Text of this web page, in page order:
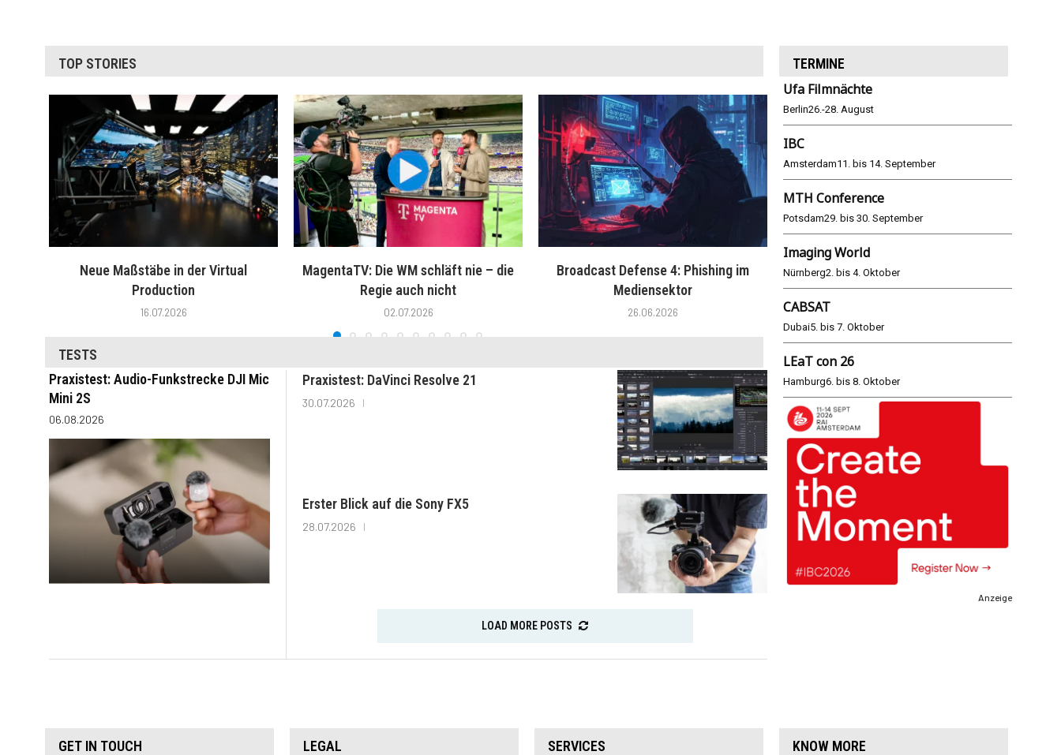
TOP STORIES
Neue Maßstäbe in der Virtual
Production
16.07.2026
MagentaTV: Die WM schläft nie – die
Regie auch nicht
02.07.2026
Broadcast Defense 4: Phishing im
Mediensektor
26.06.2026
WM 2026: ARD und ZDF im Remote-
Modus
TESTS
Praxistest: Audio-Funkstrecke DJI Mic
Mini 2S
06.08.2026
Praxistest: DaVinci Resolve 21
30.07.2026
Erster Blick auf die Sony FX5
28.07.2026
LOAD MORE POSTS
TERMINE
Ufa Filmnächte
Berlin26.-28. August
IBC
Amsterdam11. bis 14. September
MTH Conference
Potsdam29. bis 30. September
Imaging World
Nürnberg2. bis 4. Oktober
CABSAT
Dubai5. bis 7. Oktober
LEaT con 26
Hamburg6. bis 8. Oktober
Anzeige
GET IN TOUCH LEGAL SERVICES KNOW MORE